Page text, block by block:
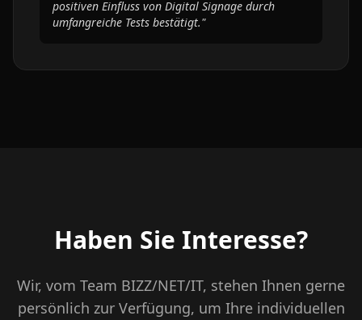
positiven Einfluss von Digital Signage durch
umfangreiche Tests bestätigt."
Haben Sie Interesse?
Wir, vom Team BIZZ/NET/IT, stehen Ihnen gerne
persönlich zur Verfügung, um Ihre individuellen